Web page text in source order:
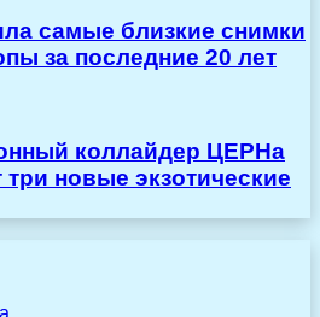
самые близкие снимки
за последние 20 лет
коллайдер ЦЕРНа
новые экзотические